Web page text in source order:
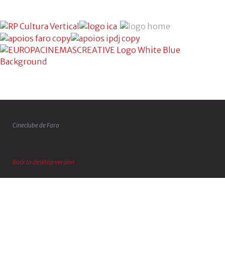
Cineclube de Faro
Back to desktop version